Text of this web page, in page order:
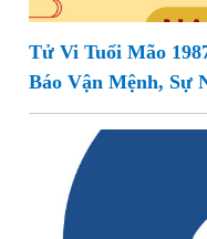
Tử Vi Tuổi Mão
Báo Vận Mệnh, Sự